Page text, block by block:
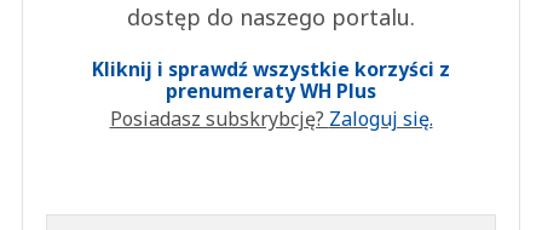
dostęp do naszego portalu.
Kliknij i sprawdź wszystkie korzyści z
prenumeraty WH Plus
Posiadasz subskrybcję? Zaloguj się.